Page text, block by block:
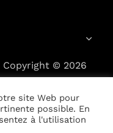
Copyright © 2026
site Web pour
possible. En
à l'utilisation